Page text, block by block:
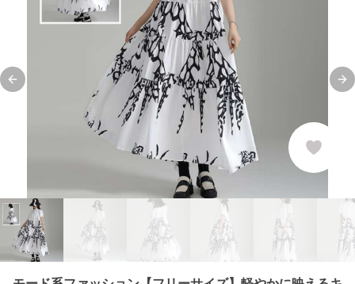
Previous slide